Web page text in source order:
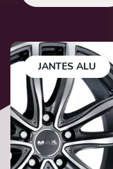
JANTES ALU